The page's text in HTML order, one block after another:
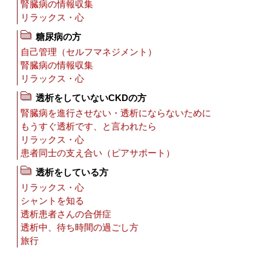
腎臓病の情報収集
リラックス・心
糖尿病の方
自己管理（セルフマネジメント）
腎臓病の情報収集
リラックス・心
透析をしていないCKDの方
腎臓病を進行させない・透析にならないために
もうすぐ透析です、と言われたら
リラックス・心
患者同士の支え合い（ピアサポート）
透析をしている方
リラックス・心
シャントを知る
透析患者さんの合併症
透析中、待ち時間の過ごし方
旅行